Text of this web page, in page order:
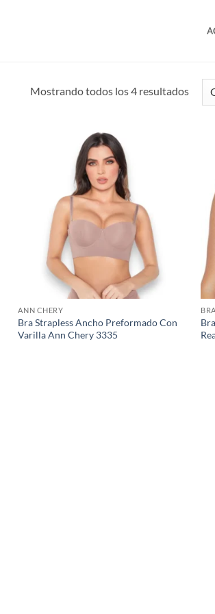
Mostrando todos los 4 resultados
ANN CHERY
Bra Strapless Ancho Preformado Con
Varilla Ann Chery 3335